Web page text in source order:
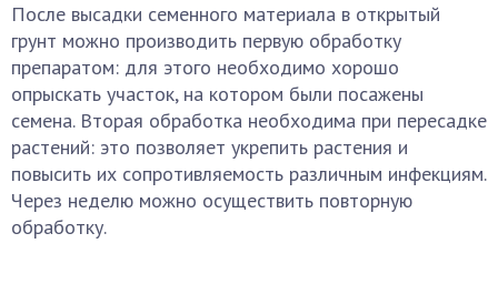
После высадки семенного материала в открытый
грунт можно производить первую обработку
препаратом: для этого необходимо хорошо
опрыскать участок, на котором были посажены
семена. Вторая обработка необходима при пересадке
растений: это позволяет укрепить растения и
повысить их сопротивляемость различным инфекциям.
Через неделю можно осуществить повторную
обработку.